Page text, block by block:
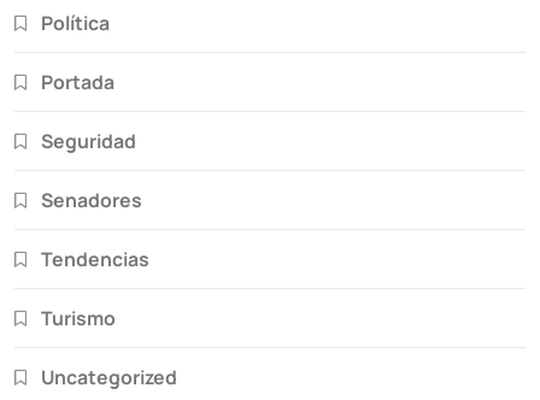
Política
Portada
Seguridad
Senadores
Tendencias
Turismo
Uncategorized